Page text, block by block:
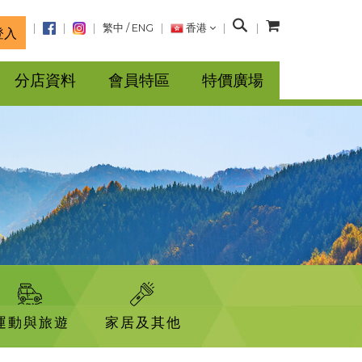
入 繁中 / ENG 香港
搜
分店資料 會員特區 特價廣場
動與旅遊 家居及其他